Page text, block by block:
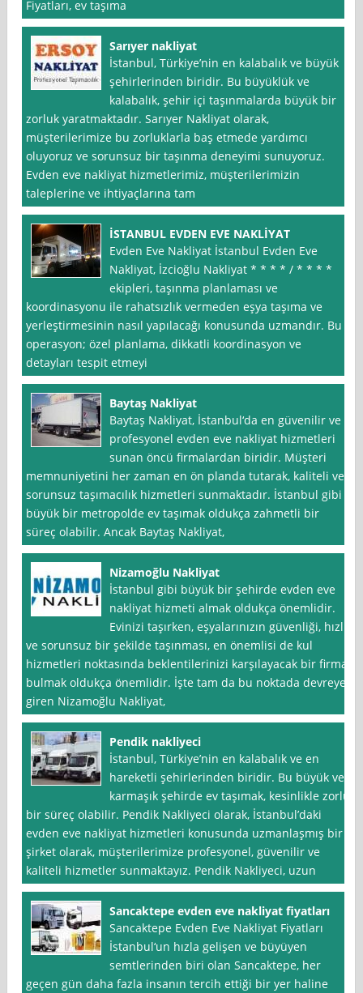
Fiyatları, ev taşıma
Sarıyer nakliyat
İstanbul, Türkiye’nin en kalabalık ve büyük
şehirlerinden biridir. Bu büyüklük ve
kalabalık, şehir içi taşınmalarda büyük bir
zorluk yaratmaktadır. Sarıyer Nakliyat olarak,
müşterilerimize bu zorluklarla baş etmede yardımcı
oluyoruz ve sorunsuz bir taşınma deneyimi sunuyoruz.
Evden eve nakliyat hizmetlerimiz, müşterilerimizin
taleplerine ve ihtiyaçlarına tam
İSTANBUL EVDEN EVE NAKLİYAT
Evden Eve Nakliyat İstanbul Evden Eve
Nakliyat, İzcioğlu Nakliyat * * * * / * * * *
ekipleri, taşınma planlaması ve
koordinasyonu ile rahatsızlık vermeden eşya taşıma ve
yerleştirmesinin nasıl yapılacağı konusunda uzmandır. Bu
operasyon; özel planlama, dikkatli koordinasyon ve
detayları tespit etmeyi
Baytaş Nakliyat
Baytaş Nakliyat, İstanbul‘da en güvenilir ve
profesyonel evden eve nakliyat hizmetleri
sunan öncü firmalardan biridir. Müşteri
memnuniyetini her zaman en ön planda tutarak, kaliteli ve
sorunsuz taşımacılık hizmetleri sunmaktadır. İstanbul gibi
büyük bir metropolde ev taşımak oldukça zahmetli bir
süreç olabilir. Ancak Baytaş Nakliyat,
Nizamoğlu Nakliyat
İstanbul gibi büyük bir şehirde evden eve
nakliyat hizmeti almak oldukça önemlidir.
Evinizi taşırken, eşyalarınızın güvenliği, hızlı
ve sorunsuz bir şekilde taşınması, en önemlisi de kul
hizmetleri noktasında beklentilerinizi karşılayacak bir firma
bulmak oldukça önemlidir. İşte tam da bu noktada devreye
giren Nizamoğlu Nakliyat,
Pendik nakliyeci
İstanbul, Türkiye’nin en kalabalık ve en
hareketli şehirlerinden biridir. Bu büyük ve
karmaşık şehirde ev taşımak, kesinlikle zorlu
bir süreç olabilir. Pendik Nakliyeci olarak, İstanbul’daki
evden eve nakliyat hizmetleri konusunda uzmanlaşmış bir
şirket olarak, müşterilerimize profesyonel, güvenilir ve
kaliteli hizmetler sunmaktayız. Pendik Nakliyeci, uzun
Sancaktepe evden eve nakliyat fiyatları
Sancaktepe Evden Eve Nakliyat Fiyatları
İstanbul‘un hızla gelişen ve büyüyen
semtlerinden biri olan Sancaktepe, her
geçen gün daha fazla insanın tercih ettiği bir yer haline